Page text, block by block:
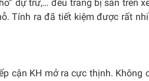
dự trữ,… đều trang bị sẵn trên
Tính ra đã tiết kiệm được rất
cận KH mở ra cực thịnh. Không